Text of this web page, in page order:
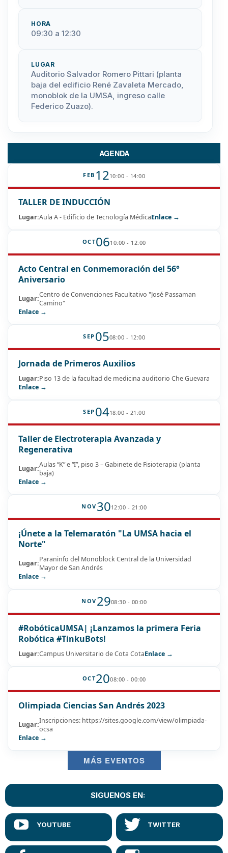
HORA
09:30 a 12:30
LUGAR
Auditorio Salvador Romero Pittari (planta
baja del edificio René Zavaleta Mercado,
monoblok de la UMSA, ingreso calle
Federico Zuazo).
AGENDA
FEB 1210:00 - 14:00
TALLER DE INDUCCIÓN
Lugar:Aula A - Edificio de Tecnología MédicaEnlace →
OCT0610:00 - 12:00
Acto Central en Conmemoración del 56°
Aniversario
Lugar:Centro de Convenciones Facultativo "José Passaman
Camino"
Enlace →
SEP 0508:00 - 12:00
Jornada de Primeros Auxilios
Lugar:Piso 13 de la facultad de medicina auditorio Che Guevara
Enlace →
SEP 0418:00 - 21:00
Taller de Electroterapia Avanzada y
Regenerativa
Lugar:Aulas “K” e “I”, piso 3 – Gabinete de Fisioterapia (planta
baja)
Enlace →
NOV 3012:00 - 21:00
¡Únete a la Telemaratón "La UMSA hacia el
Norte"
Lugar:Paraninfo del Monoblock Central de la Universidad
Mayor de San Andrés
Enlace →
NOV 2908:30 - 00:00
#RobóticaUMSA| ¡Lanzamos la primera Feria
Robótica #TinkuBots!
Lugar:Campus Universitario de Cota CotaEnlace →
OCT2008:00 - 00:00
Olimpiada Ciencias San Andrés 2023
Lugar:Inscripciones: https://sites.google.com/view/olimpiada-
ocsa
Enlace →
MÁS EVENTOS
SIGUENOS EN: